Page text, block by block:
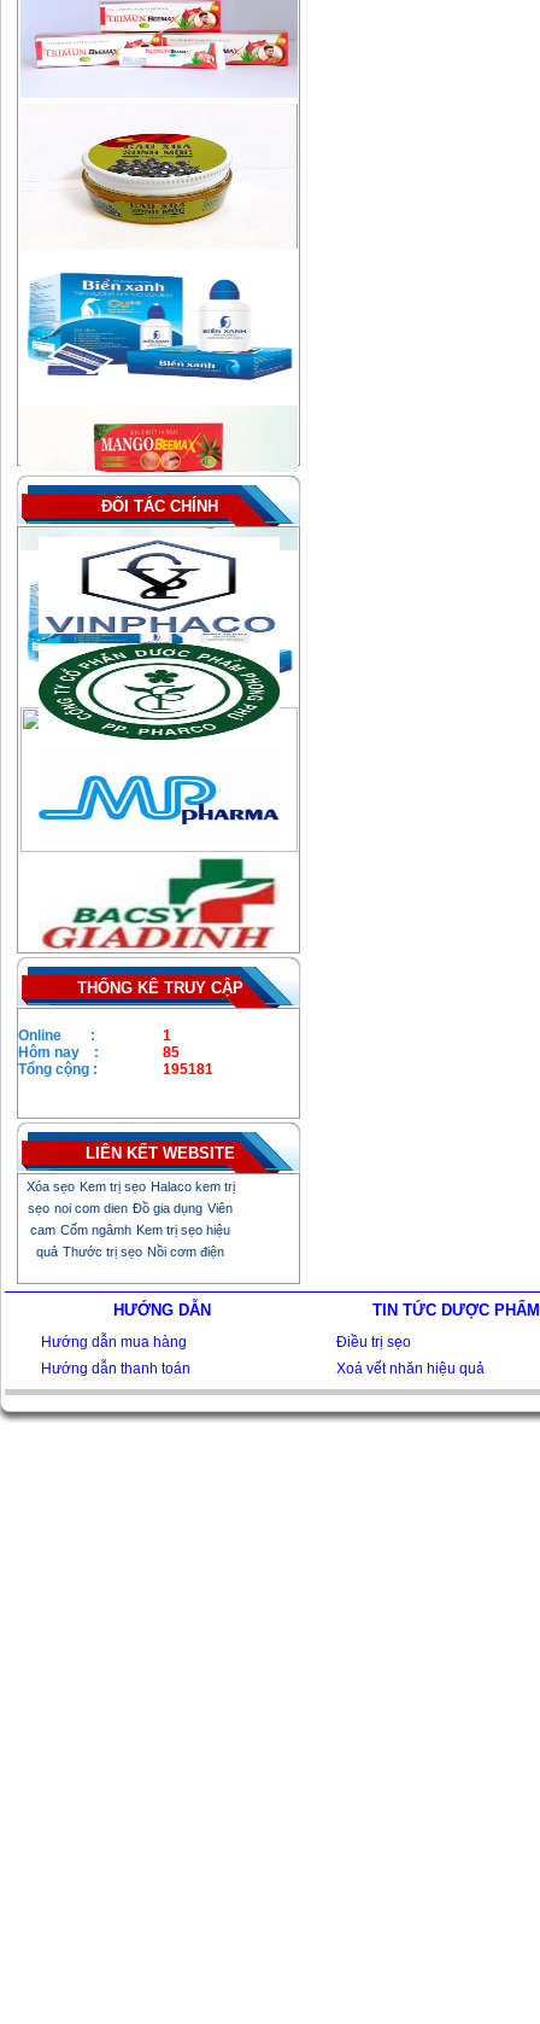
ĐỐI TÁC CHÍNH
THỐNG KÊ TRUY CẬP
Online :
1
Hôm nay :
85
Tổng cộng :
195181
LIÊN KẾT WEBSITE
Xóa sẹo Kem trị sẹo Halaco kem trị
sẹo noi com dien Đồ gia dụng Viên
cam Cốm ngâmh Kem trị sẹo hiệu
quả Thước trị sẹo Nồi cơm điện
HƯỚNG DẪN
Hướng dẫn mua hàng
Hướng dẫn thanh toán
TIN TỨC DƯỢC PHẨM
Điều trị sẹo
Xoá vết nhăn hiệu quả